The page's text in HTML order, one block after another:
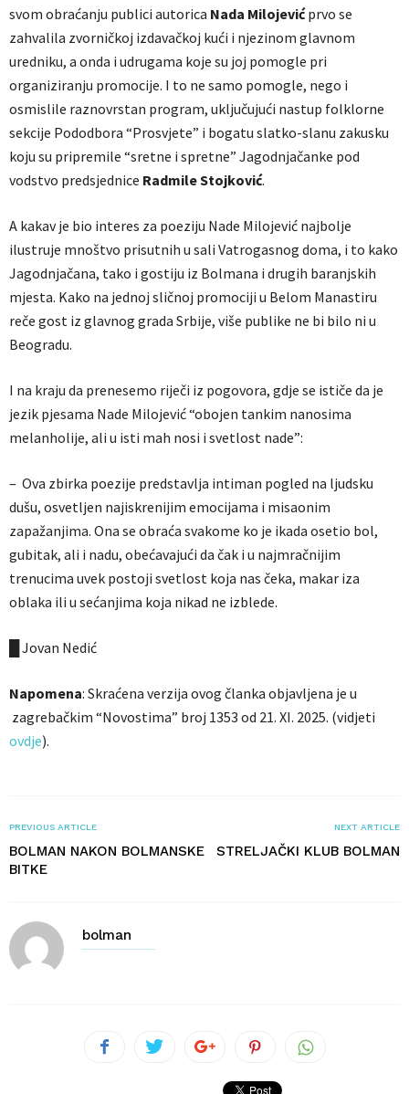
svom obraćanju publici autorica Nada Milojevićprvo se
zahvalila zvorničkoj izdavačkoj kući i njezinom glavnom
uredniku, a onda i udrugama koje su joj pomogle pri
organiziranju promocije. I to ne samo pomogle, nego i
osmislile raznovrstan program, uključujući nastup folklorne
sekcije Pododbora “Prosvjete” i bogatu slatko-slanu zakusku
koju su pripremile “sretne i spretne” Jagodnjačanke pod
vodstvo predsjednice RadmileStojković.
A kakav je bio interes za poeziju Nade Milojević najbolje
ilustruje mnoštvo prisutnih u sali Vatrogasnog doma, i to kako
Jagodnjačana, tako i gostiju iz Bolmana i drugih baranjskih
mjesta. Kako na jednoj sličnoj promociji u Belom Manastiru
reče gost iz glavnog grada Srbije, više publike ne bi bilo ni u
Beogradu.
I na kraju da prenesemo riječi iz pogovora, gdje se ističe da je
jezik pjesama Nade Milojević “obojen tankim nanosima
melanholije, ali u isti mah nosi i svetlost nade”:
– Ova zbirka poezije predstavlja intiman pogled na ljudsku
dušu, osvetljen najiskrenijim emocijama i misaonim
zapažanjima. Ona se obraća svakome ko je ikada osetio bol,
gubitak, ali i nadu, obećavajući da čak i u najmračnijim
trenucima uvek postoji svetlost koja nas čeka, makar iza
oblaka ili u sećanjima koja nikad ne izblede.
█ Jovan Nedić
Napomena: Skraćena verzija ovog članka objavljena je u
zagrebačkim “Novostima” broj 1353 od 21. XI. 2025. (vidjeti
ovdje).
PREVIOUS ARTICLE
BOLMAN NAKON BOLMANSKE
BITKE
NEXT ARTICLE
STRELJAČKI KLUB BOLMAN
bolman